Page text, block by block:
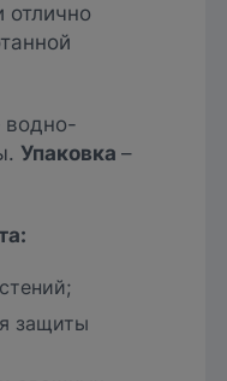
отлично
водно-
Упаковка–
защиты